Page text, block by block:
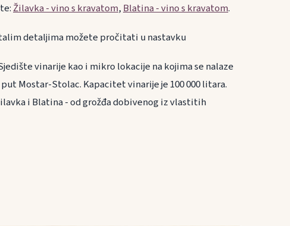
Žilavka - vino s kravatom,Blatina - vino s kravatom.
detaljima možete pročitati u nastavku
vinarije kao i mikro lokacije na kojima se nalaze
Mostar-Stolac. Kapacitet vinarije je 100 000 litara.
i Blatina - od grožđa dobivenog iz vlastitih